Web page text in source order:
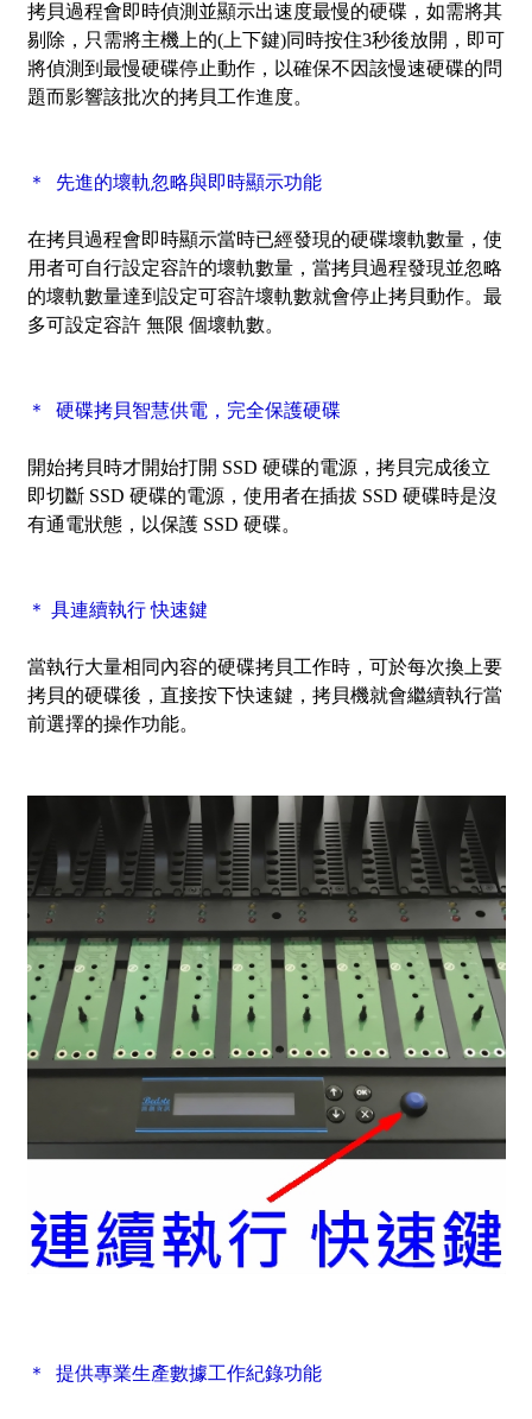
拷貝過程會即時偵測並顯示出速度最慢的硬碟，如需將其
剔除，只需將主機上的(上下鍵)同時按住3秒後放開，即可
將偵測到最慢硬碟停止動作，以確保不因該慢速硬碟的問
題而影響該批次的拷貝工作進度。
＊ 先進的壞軌忽略與即時顯示功能
在拷貝過程會即時顯示當時已經發現的硬碟壞軌數量，使
用者可自行設定容許的壞軌數量，當拷貝過程發現並忽略
的壞軌數量達到設定可容許壞軌數就會停止拷貝動作。最
多可設定容許 無限 個壞軌數。
＊ 硬碟拷貝智慧供電，完全保護硬碟
開始拷貝時才開始打開 SSD 硬碟的電源，拷貝完成後立
即切斷 SSD 硬碟的電源，使用者在插拔 SSD 硬碟時是沒
有通電狀態，以保護 SSD 硬碟。
＊ 具連續執行 快速鍵
當執行大量相同內容的硬碟拷貝工作時，可於每次換上要
拷貝的硬碟後，直接按下快速鍵，拷貝機就會繼續執行當
前選擇的操作功能。
＊ 提供專業生產數據工作紀錄功能